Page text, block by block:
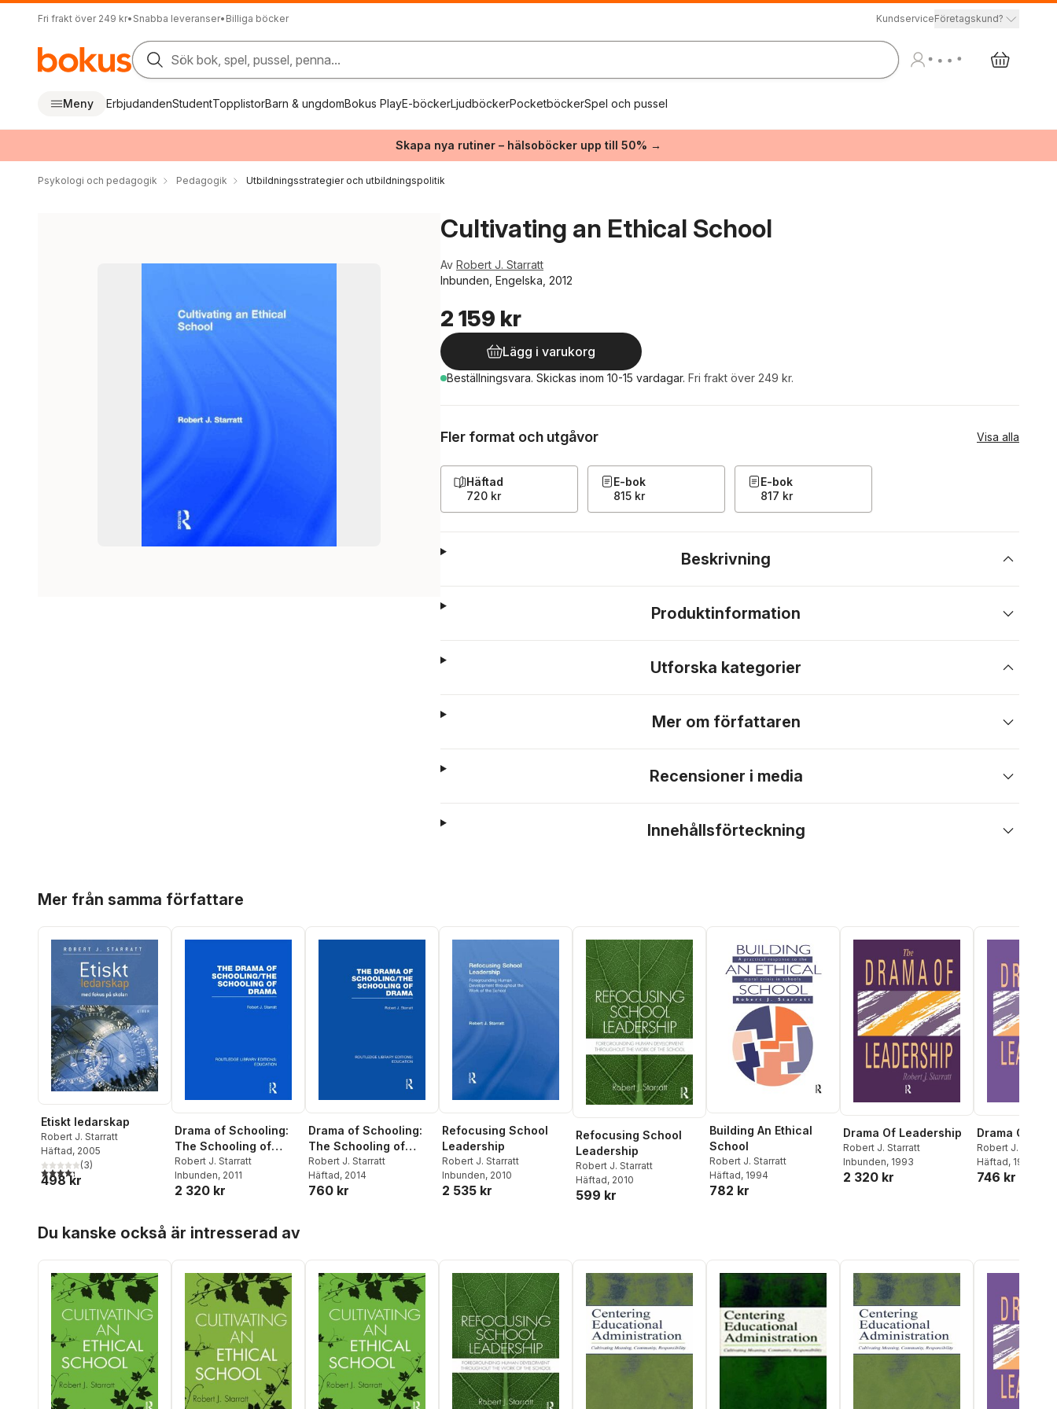
Fri frakt över 249 kr• Snabba leveranser• Billiga böcker KundserviceFöretagskund?
Sök bok, spel, pussel, penna...
Meny ErbjudandenStudentTopplistorBarn & ungdomBokus PlayE-böckerLjudböckerPocketböckerSpel och pussel
Skapa nya rutiner – hälsoböcker upp till 50% →
Psykologi och pedagogik Pedagogik Utbildningsstrategier och utbildningspolitik
Cultivating an Ethical School
Av Robert J. Starratt
Inbunden, Engelska, 2012
2 159 kr
Lägg i varukorg
Beställningsvara. Skickas inom 10-15 vardagar. Fri frakt över 249 kr.
Fler format och utgåvor Visa alla
Häftad
720 kr
E-bok
815 kr
E-bok
817 kr
Beskrivning
Produktinformation
Utforska kategorier
Mer om författaren
Recensioner i media
Innehållsförteckning
Mer från samma författare
Etiskt ledarskap
Robert J. Starratt
Häftad, 2005
4,3utav 5 stjärnor. Totalt antal röster:
(3)
498 kr
Drama of Schooling:
The Schooling of
Drama
Robert J. Starratt
Inbunden, 2011
2 320 kr
Drama of Schooling:
The Schooling of
Drama
Robert J. Starratt
Häftad, 2014
760 kr
Refocusing School
Leadership
Robert J. Starratt
Inbunden, 2010
2 535 kr
Refocusing School
Leadership
Robert J. Starratt
Häftad, 2010
599 kr
Building An Ethical
School
Robert J. Starratt
Häftad, 1994
782 kr
Drama Of Leadership
Robert J. Starratt
Inbunden, 1993
2 320 kr
Drama Of
Robert J. Starratt
Häftad, 1993
746 kr
Du kanske också är intresserad av